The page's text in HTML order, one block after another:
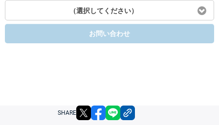
（選択してください）
お問い合わせ
SHARE X facebook